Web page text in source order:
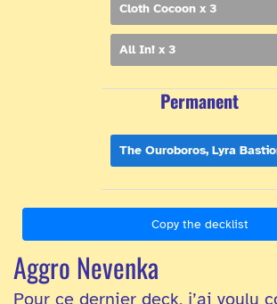
Cloth Cocoon x 3
All In! x 3
Permanent
The Ouroboros, Lyra
Copy the decklist
Aggro Nevenka
Pour ce dernier deck, j’ai voulu